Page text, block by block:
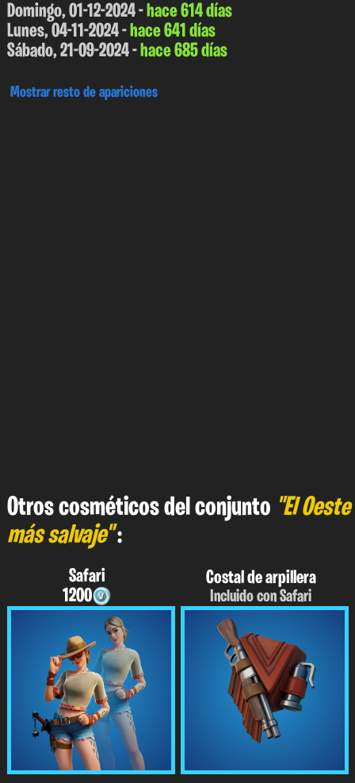
Domingo, 01-12-2024 -hace 614 días
Lunes, 04-11-2024 -hace 641 días
Sábado, 21-09-2024 -hace 685 días
Mostrar resto de apariciones
Otros cosméticos del conjunto "El Oeste
más salvaje":
Safari
1200
Costal de arpillera
Incluido con Safari